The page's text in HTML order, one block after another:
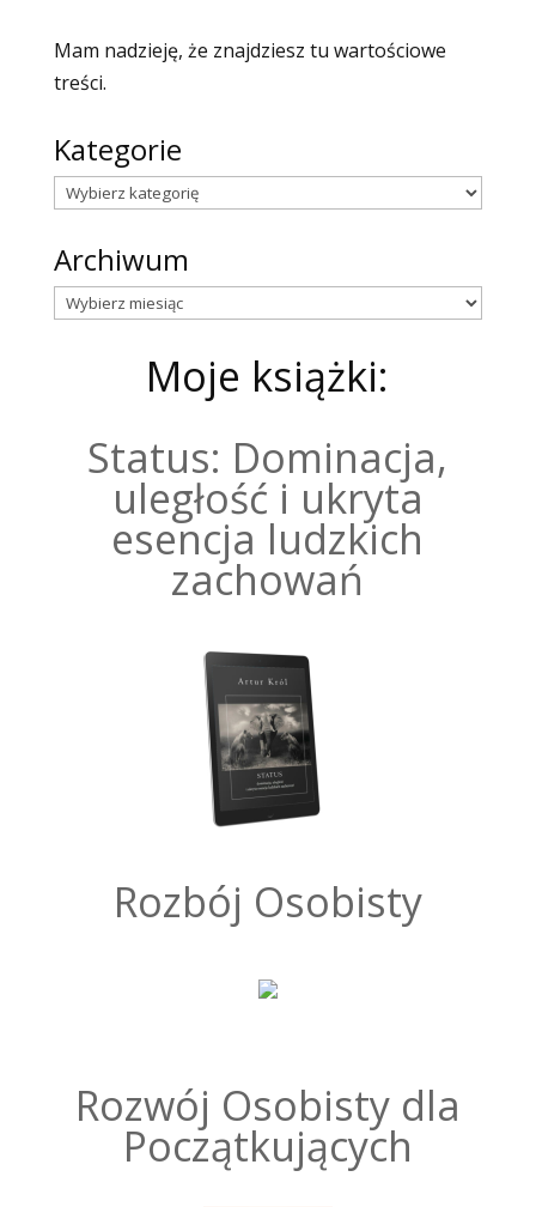
Mam nadzieję, że znajdziesz tu wartościowe
treści.
Kategorie
Kategorie
Archiwum
Archiwum
Moje książki:
Status: Dominacja,
uległość i ukryta
esencja ludzkich
zachowań
Rozbój Osobisty
Rozwój Osobisty dla
Początkujących